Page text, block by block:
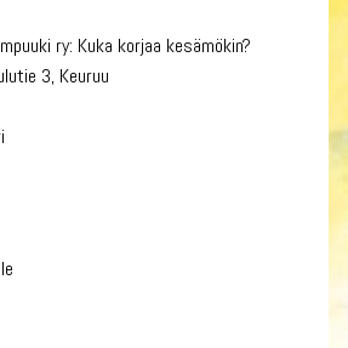
ry: Kuka korjaa kesämökin?
3, Keuruu